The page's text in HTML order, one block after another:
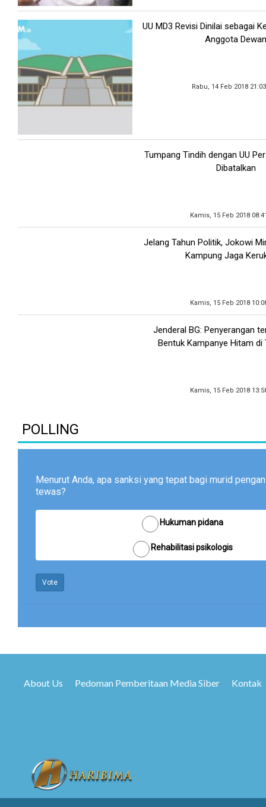
UU MD3 Revisi Dinilai sebagai
Anggota
Rabu, 14 Feb 2018
Tumpang Tindih dengan UU
Dibatalkan
Kamis, 15 Feb 2018
Jelang Tahun Politik, Jokowi
Kampung Jaga
Kamis, 15 Feb 2018
Jenderal BG: Penyerangan
Bentuk Kampanye Hitam di
Kamis, 15 Feb 2018
POLLING
Menurut Anda, apa sanksi yang tepat bagi murid
tewas?
Hukuman pidana
Rehabilitasi psikologis
Vote
About Us Pedoman Pemberitaan Media Siber Kontak